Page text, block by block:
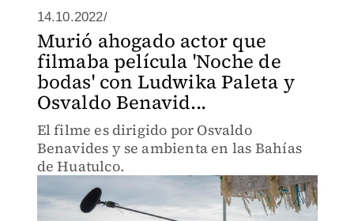
14.10.2022/
Murió ahogado actor que
filmaba película 'Noche de
bodas' con Ludwika Paleta y
Osvaldo Benavid...
El filme es dirigido por Osvaldo
Benavides y se ambienta en las Bahías
de Huatulco.